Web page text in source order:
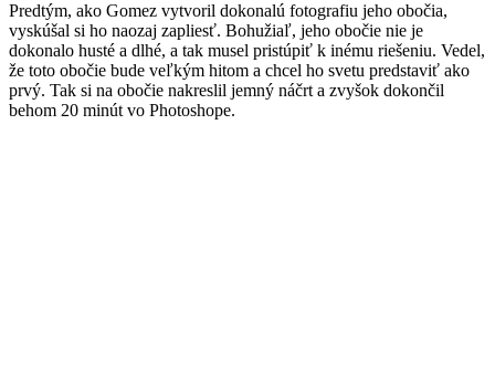
Predtým, ako Gomez vytvoril dokonalú fotografiu jeho obočia,
vyskúšal si ho naozaj zapliesť. Bohužiaľ, jeho obočie nie je
dokonalo husté a dlhé, a tak musel pristúpiť k inému riešeniu. Vedel,
že toto obočie bude veľkým hitom a chcel ho svetu predstaviť ako
prvý. Tak si na obočie nakreslil jemný náčrt a zvyšok dokončil
behom 20 minút vo Photoshope.